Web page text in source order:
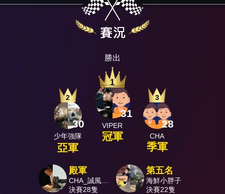
勝出
1
31
VIPER
冠軍
2
30
少年強隊
亞軍
3
28
CHA
季軍
殿軍
CHA_誠風飛
翔
決賽28隻
第五名
海鮮小胖子
決賽22隻